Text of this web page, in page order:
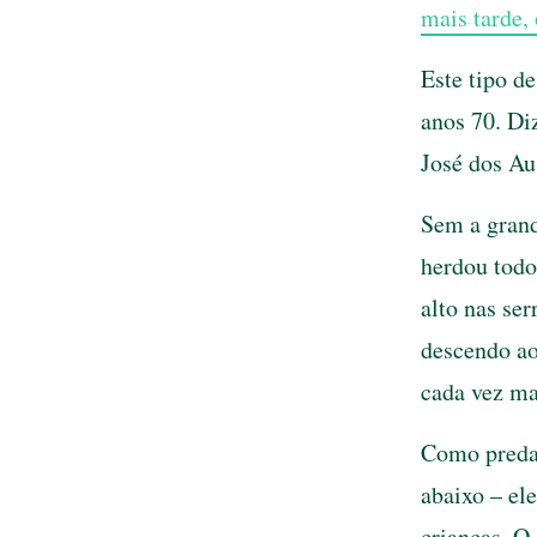
mais tarde,
Este tipo
anos 70.
José dos
Sem a
herdou
alto nas
descendo
cada vez
Como
abaixo –